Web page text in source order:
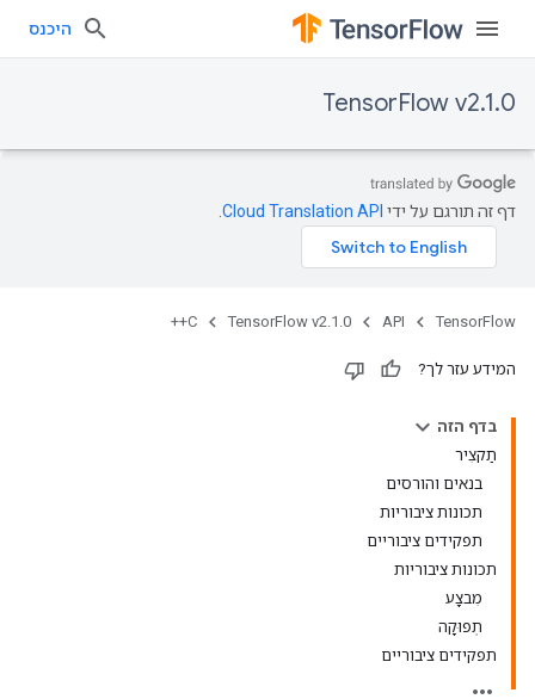
היכנס
TensorFlow v2.1.0
דף זה תורגם על ידי Cloud Translation API
TensorFlow
API
TensorFlow v2.1.0
C++
המידע עזר לך?
בדף הזה
תַקצִיר
בנאים והורסים
תכונות ציבוריות
תפקידים ציבוריים
תכונות ציבוריות
מִבצָע
תְפוּקָה
תפקידים ציבוריים